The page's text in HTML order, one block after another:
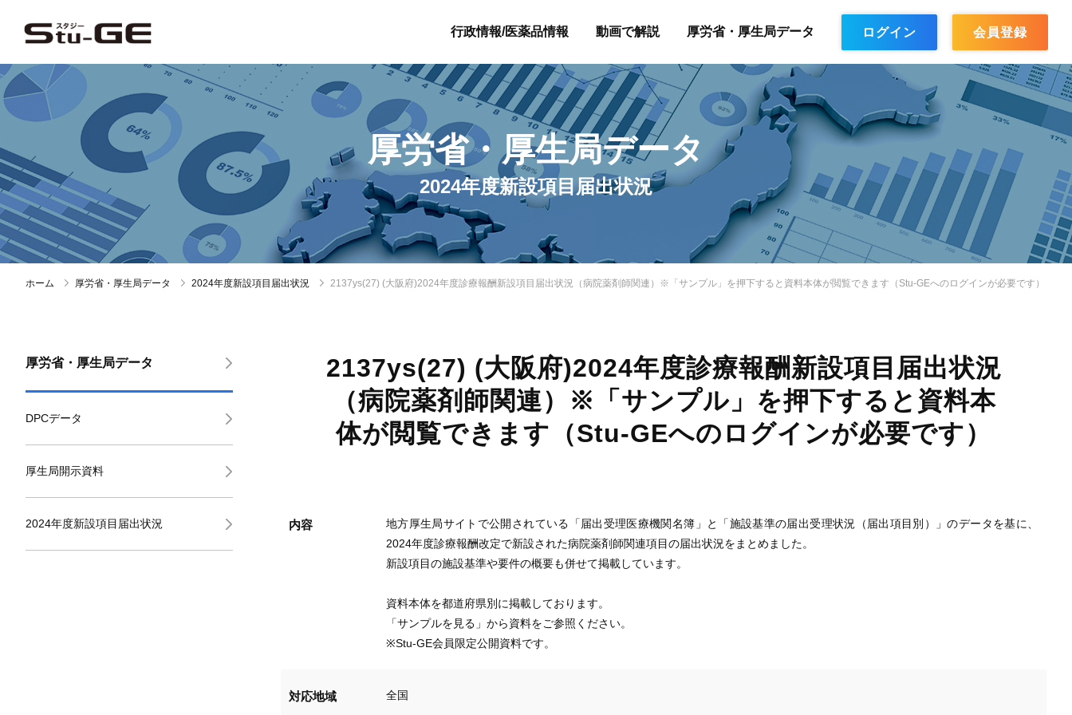
行政情報/医薬品情報 動画で解説 厚労省・厚生局データ ログイン 会員登録
厚労省・厚生局データ
2024年度新設項目届出状況
ホーム 厚労省・厚生局データ 2024年度新設項目届出状況 2137ys(27) (大阪府)2024年度診療報酬新設項目届出状況（病院薬剤師関連）※「サンプル」を押下すると資料本体が閲覧できます（Stu-GEへのログインが必要です）
2137ys(27) (大阪府)2024年度診療報酬新設項目届出状況
（病院薬剤師関連）※「サンプル」を押下すると資料本
体が閲覧できます（Stu-GEへのログインが必要です）
内容
地方厚生局サイトで公開されている「届出受理医療機関名簿」と「施設基準の届出受理状況（届出項目別）」のデータを基に、
2024年度診療報酬改定で新設された病院薬剤師関連項目の届出状況をまとめました。
新設項目の施設基準や要件の概要も併せて掲載しています。
資料本体を都道府県別に掲載しております。
「サンプルを見る」から資料をご参照ください。
※Stu-GE会員限定公開資料です。
対応地域 全国
厚労省・厚生局データ
DPCデータ
厚生局開示資料
2024年度新設項目届出状況